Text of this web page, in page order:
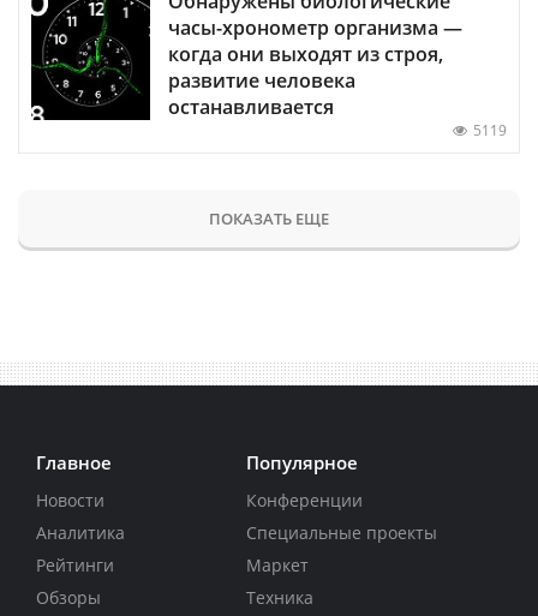
часы-хронометр организма —
когда они выходят из строя,
развитие человека
останавливается
5119
ПОКАЗАТЬ ЕЩЕ
Главное
Новости
Аналитика
Рейтинги
Обзоры
Популярное
Конференции
Специальные проекты
Маркет
Техника